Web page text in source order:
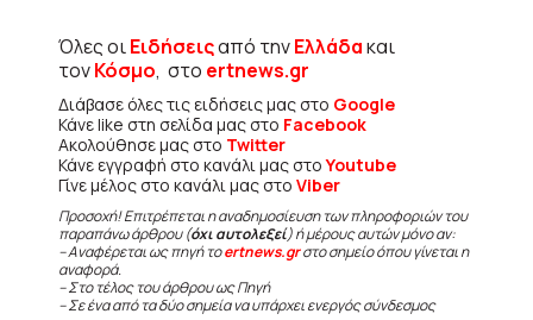
Όλες οιΕιδήσειςαπό τηνΕλλάδακαι
τονΚόσμο, στο ertnews.gr
Διάβασε όλες τις ειδήσεις μας στο Google
Κάνε like στη σελίδα μας στο Facebook
Ακολούθησε μας στο Twitter
Κάνε εγγραφή στο κανάλι μας στοYoutube
Γίνε μέλος στο κανάλι μας στο Viber
Προσοχή! Επιτρέπεται η αναδημοσίευση των πληροφοριών του
παραπάνω άρθρου (όχι αυτολεξεί) ή μέρους αυτών μόνο αν:
– Αναφέρεται ως πηγή τοertnews.grστο σημείο όπου γίνεται η
αναφορά.
– Στο τέλος του άρθρου ως Πηγή
– Σε ένα από τα δύο σημεία να υπάρχει ενεργός σύνδεσμος